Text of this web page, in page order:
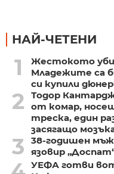
НАЙ-ЧЕТЕНИ
1
Жестокото
Младежите са
си купили
2
Тодор
от комар,
треска, един
засягащо
3
38-годишен мъж
язовир
УЕФА готви